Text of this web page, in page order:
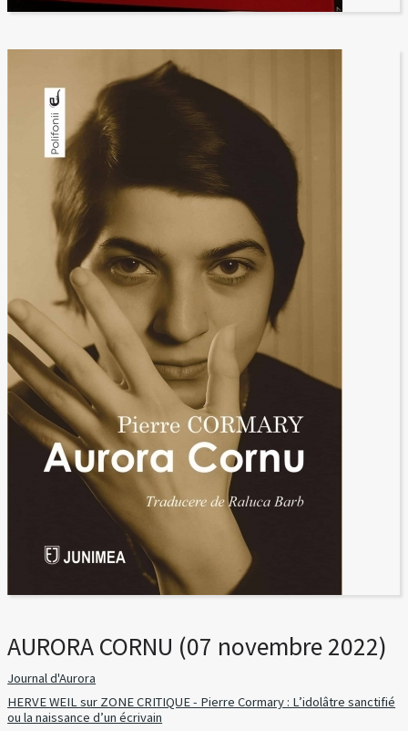
AURORA CORNU (07 novembre 2022)
Journal d'Aurora
HERVE WEIL sur ZONE CRITIQUE - Pierre Cormary : L’idolâtre sanctifié
ou la naissance d’un écrivain